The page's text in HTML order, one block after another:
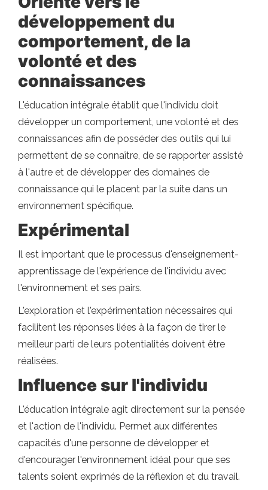
développement du
comportement, de la
volonté et des
connaissances
L'éducation intégrale établit que l'individu doit
développer un comportement, une volonté et des
connaissances afin de posséder des outils qui lui
permettent de se connaître, de se rapporter assisté
à l'autre et de développer des domaines de
connaissance qui le placent par la suite dans un
environnement spécifique.
Expérimental
Il est important que le processus d'enseignement-
apprentissage de l'expérience de l'individu avec
l'environnement et ses pairs.
L'exploration et l'expérimentation nécessaires qui
facilitent les réponses liées à la façon de tirer le
meilleur parti de leurs potentialités doivent être
réalisées.
Influence sur l'individu
L'éducation intégrale agit directement sur la pensée
et l'action de l'individu. Permet aux différentes
capacités d'une personne de développer et
d'encourager l'environnement idéal pour que ses
talents soient exprimés de la réflexion et du travail.